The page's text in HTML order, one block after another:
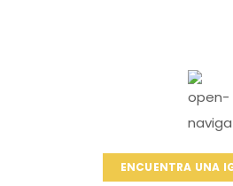
ENCUENTRA UNA